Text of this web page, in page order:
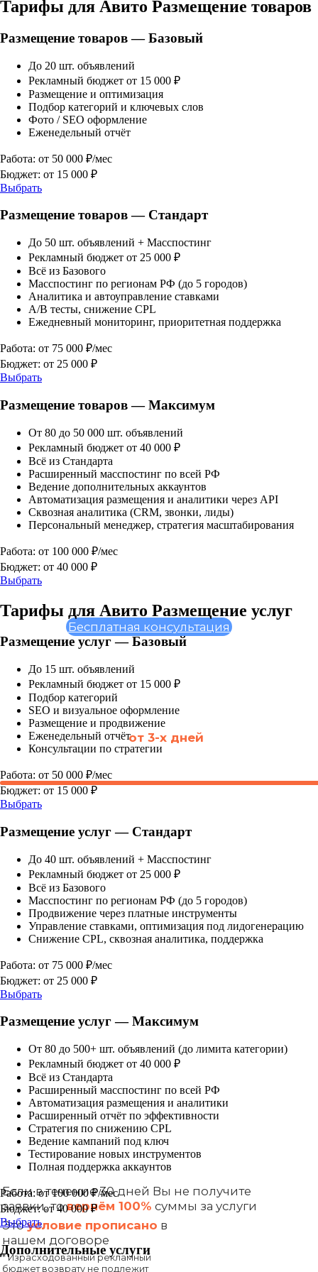
Тарифы для Авито Размещение товаров
Размещение товаров — Базовый
До 20 шт. объявлений
Рекламный бюджет от 15 000 ₽
Размещение и оптимизация
Подбор категорий и ключевых слов
Фото / SEO оформление
Еженедельный отчёт
Работа: от 50 000 ₽/мес
Бюджет: от 15 000 ₽
Выбрать
Размещение товаров — Стандарт
До 50 шт. объявлений + Масспостинг
Рекламный бюджет от 25 000 ₽
Всё из Базового
Масспостинг по регионам РФ (до 5 городов)
Аналитика и автоуправление ставками
A/B тесты, снижение CPL
Ежедневный мониторинг, приоритетная поддержка
Работа: от 75 000 ₽/мес
Бюджет: от 25 000 ₽
Выбрать
Размещение товаров — Максимум
От 80 до 50 000 шт. объявлений
Рекламный бюджет от 40 000 ₽
Всё из Стандарта
Расширенный масспостинг по всей РФ
Ведение дополнительных аккаунтов
Автоматизация размещения и аналитики через API
Сквозная аналитика (CRM, звонки, лиды)
Персональный менеджер, стратегия масштабирования
Работа: от 100 000 ₽/мес
Бюджет: от 40 000 ₽
Выбрать
Тарифы для Авито Размещение услуг
Размещение услуг — Базовый
До 15 шт. объявлений
Рекламный бюджет от 15 000 ₽
Подбор категорий
SEO и визуальное оформление
Размещение и продвижение
Еженедельный отчёт
Консультации по стратегии
Работа: от 50 000 ₽/мес
Бюджет: от 15 000 ₽
Выбрать
Размещение услуг — Стандарт
До 40 шт. объявлений + Масспостинг
Рекламный бюджет от 25 000 ₽
Всё из Базового
Масспостинг по регионам РФ (до 5 городов)
Продвижение через платные инструменты
Управление ставками, оптимизация под лидогенерацию
Снижение CPL, сквозная аналитика, поддержка
Работа: от 75 000 ₽/мес
Бюджет: от 25 000 ₽
Выбрать
Размещение услуг — Максимум
От 80 до 500+ шт. объявлений (до лимита категории)
Рекламный бюджет от 40 000 ₽
Всё из Стандарта
Расширенный масспостинг по всей РФ
Автоматизация размещения и аналитики
Расширенный отчёт по эффективности
Стратегия по снижению CPL
Ведение кампаний под ключ
Тестирование новых инструментов
Полная поддержка аккаунтов
Работа: от 100 000 ₽/мес
Бюджет: от 40 000 ₽
Выбрать
Дополнительные услуги